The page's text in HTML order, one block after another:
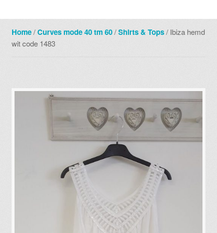
Home/Curves mode 40 tm 60/Shirts & Tops/ Ibiza hemd
wit code 1483